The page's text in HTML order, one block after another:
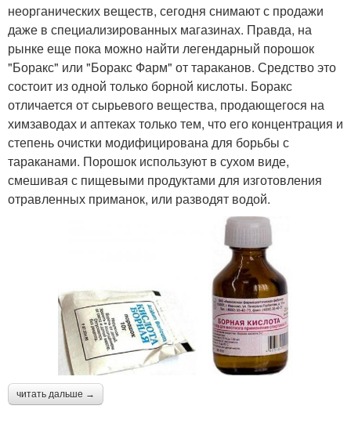
неорганических веществ, сегодня снимают с продажи
даже в специализированных магазинах. Правда, на
рынке еще пока можно найти легендарный порошок
"Боракс" или "Боракс Фарм" от тараканов. Средство это
состоит из одной только борной кислоты. Боракс
отличается от сырьевого вещества, продающегося на
химзаводах и аптеках только тем, что его концентрация и
степень очистки модифицирована для борьбы с
тараканами. Порошок используют в сухом виде,
смешивая с пищевыми продуктами для изготовления
отравленных приманок, или разводят водой.
читать дальше →